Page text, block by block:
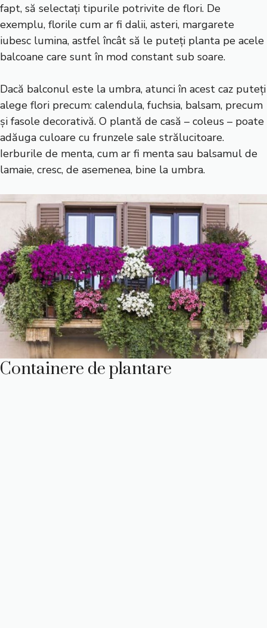
fapt, să selectați tipurile potrivite de flori. De
exemplu, florile cum ar fi dalii, asteri, margarete
iubesc lumina, astfel încât să le puteți planta pe acele
balcoane care sunt în mod constant sub soare.
Dacă balconul este la umbra, atunci în acest caz puteți
alege flori precum: calendula, fuchsia, balsam, precum
și fasole decorativă. O plantă de casă – coleus – poate
adăuga culoare cu frunzele sale strălucitoare.
Ierburile de menta, cum ar fi menta sau balsamul de
lamaie, cresc, de asemenea, bine la umbra.
Containere de plantare